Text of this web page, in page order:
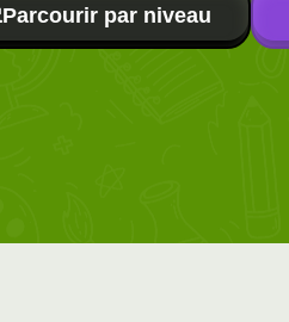
Parcourir par niveau